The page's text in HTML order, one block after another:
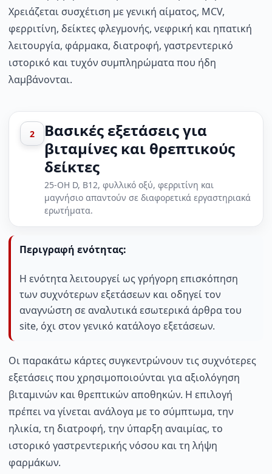
Χρειάζεται συσχέτιση με γενική αίματος, MCV,
φερριτίνη, δείκτες φλεγμονής, νεφρική και ηπατική
λειτουργία, φάρμακα, διατροφή, γαστρεντερικό
ιστορικό και τυχόν συμπληρώματα που ήδη
λαμβάνονται.
2
Βασικές εξετάσεις για
βιταμίνες και θρεπτικούς
δείκτες
25-OH D, B12, φυλλικό οξύ, φερριτίνη και
μαγνήσιο απαντούν σε διαφορετικά εργαστηριακά
ερωτήματα.
Περιγραφή ενότητας:
Η ενότητα λειτουργεί ως γρήγορη επισκόπηση
των συχνότερων εξετάσεων και οδηγεί τον
αναγνώστη σε αναλυτικά εσωτερικά άρθρα του
site, όχι στον γενικό κατάλογο εξετάσεων.
Οι παρακάτω κάρτες συγκεντρώνουν τις συχνότερες
εξετάσεις που χρησιμοποιούνται για αξιολόγηση
βιταμινών και θρεπτικών αποθηκών. Η επιλογή
πρέπει να γίνεται ανάλογα με το σύμπτωμα, την
ηλικία, τη διατροφή, την ύπαρξη αναιμίας, το
ιστορικό γαστρεντερικής νόσου και τη λήψη
φαρμάκων.